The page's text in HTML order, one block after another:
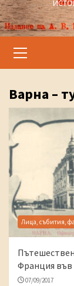
Menu
Варна –
Лица, събития,
Франция във
07/09/2017